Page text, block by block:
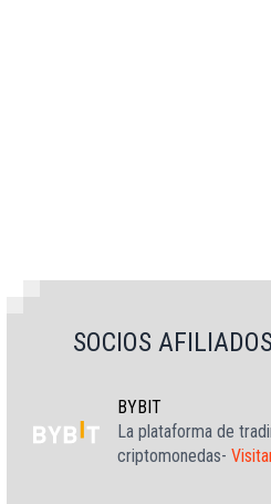
SOCIOS AFILIADOS
BYBIT
La plataforma de
criptomonedas-